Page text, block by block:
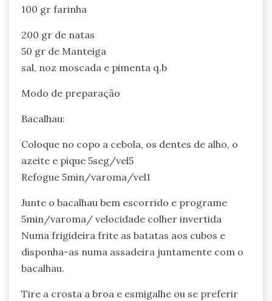
100 gr farinha
200 gr de natas
50 gr de Manteiga
sal, noz moscada e pimenta q.b
Modo de preparação
Bacalhau:
Coloque no copo a cebola, os dentes de alho, o
azeite e pique 5seg/vel5
Refogue 5min/varoma/vel1
Junte o bacalhau bem escorrido e programe
5min/varoma/ velocidade colher invertida
Numa frigideira frite as batatas aos cubos e
disponha-as numa assadeira juntamente com o
bacalhau.
Tire a crosta a broa e esmigalhe ou se preferir